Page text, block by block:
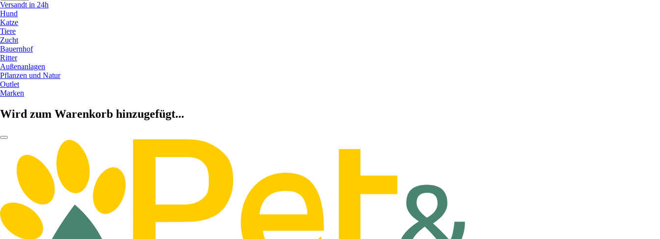
Versandt in 24h
Hund
Katze
Tiere
Zucht
Bauernhof
Ritter
Außenanlagen
Pflanzen und Natur
Outlet
Marken
Wird zum Warenkorb hinzugefügt...